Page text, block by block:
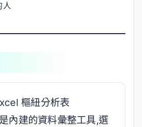
人
樞紐分析表
內建的資料彙整工具,選